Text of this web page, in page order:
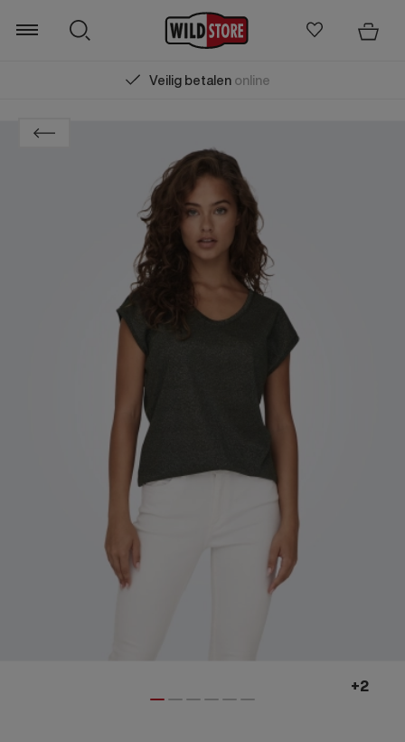
Veilig betalenonline
Zoeken